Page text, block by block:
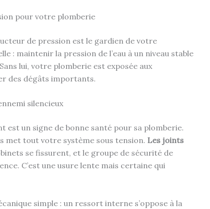
pour votre plomberie
de pression est le gardien de votre
: maintenir la pression de l’eau à un niveau stable
lui, votre plomberie est exposée aux
des dégâts importants.
silencieux
est un signe de bonne santé pour sa plomberie.
met tout votre système sous tension. Les joints
se fissurent, et le groupe de sécurité de
C’est une usure lente mais certaine qui
simple : un ressort interne s’oppose à la